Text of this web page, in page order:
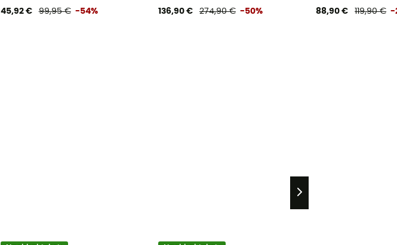
45,92 € 99,95 € -54% 136,90 € 274,90 € -50% 88,90 € 119,90 € -